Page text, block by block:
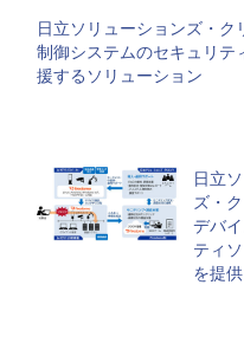
日立ソリューションズ・ク
制御システムのセキュリテ
援するソリューション
日立
ズ・
デバ
ティ
を提供